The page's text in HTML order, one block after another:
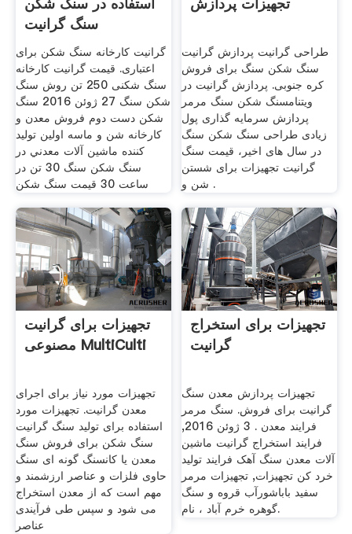
سنگ گرانیت
گرانیت کارخانه سنگ شکن برای
اعتباری. قیمت گرانیت کارخانه
سنگ شکنی 250 تن روش سنگ
شکن سنگ 27 ژوئن 2016 سنگ
شکن دست دوم فروش معدن و
کارخانه شن و ماسه اولين توليد
کننده ماشين آلات معدني در
سنگ شکن سنگ 30 تن در
ساعت 30 قیمت سنگ شکن
طراحی گرانیت پردازش گرانیت
سنگ شکن سنگ برای فروش
کره جنوبی. پردازش گرانیت در
ویتنامسنگ شکن سنگ مرمر
پردازش سرمایه گذاری پول
زیادی طراحی سنگ شکن سنگ
در سال های اخیر، قیمت سنگ
گرانیت تجهیزات برای شستن
شن و .
تجهیزات برای گرانیت
مصنوعی MultiCulti
تجهیزات مورد نیاز برای اجرای
معدن گرانیت. تجهیزات مورد
استفاده برای تولید سنگ گرانیت
سنگ شکن برای فروش سنگ
معدن یا کانسنگ گونه ای سنگ
حاوی فلزات و عناصر ارزشمند و
مهم است که از معدن استخراج
می شود و سپس طی فرآیندی
عناصر
تجهیزات برای استخراج
گرانیت
تجهیزات پردازش معدن سنگ
گرانیت برای فروش. سنگ مرمر
فرایند معدن . 3 ژوئن 2016,
فرایند استخراج گرانیت ماشین
آلات معدن سنگ آهک فرایند تولید
خرد کن تجهیزات, تجهیزات مرمر
سفید باباشورآب قروه و سنگ
گوهره خرم آباد ، نام.